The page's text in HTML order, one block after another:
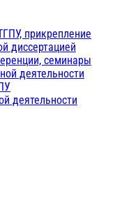
прикрепление
диссертацией
семинары
деятельности
деятельности